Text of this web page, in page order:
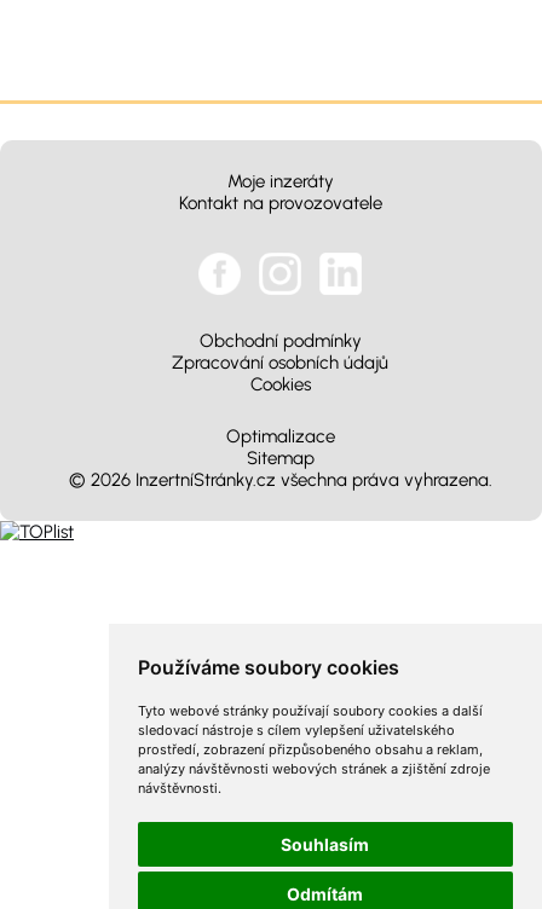
Používáme soubory cookies
Tyto webové stránky používají soubory cookies a další
sledovací nástroje s cílem vylepšení uživatelského
prostředí, zobrazení přizpůsobeného obsahu a reklam,
analýzy návštěvnosti webových stránek a zjištění zdroje
návštěvnosti.
Souhlasím
Odmítám
Moje inzeráty
Kontakt na provozovatele
Obchodní podmínky
Zpracování osobních údajů
Cookies
Optimalizace
Sitemap
© 2026 InzertníStránky.cz všechna práva vyhrazena.